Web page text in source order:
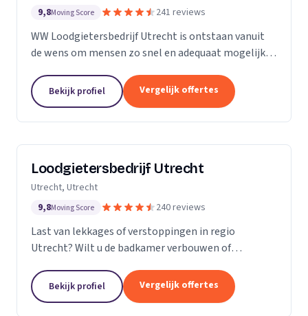
9,8Moving Score 241 reviews
WW Loodgietersbedrijf Utrecht is ontstaan vanuit
de wens om mensen zo snel en adequaat mogelijk
hebben we onze diensten uitgebreid om ons ook
bezig...
Bekijk profiel Vergelijk offertes
Loodgietersbedrijf Utrecht
Utrecht, Utrecht
9,8Moving Score 240 reviews
Last van lekkages of verstoppingen in regio
Utrecht? Wilt u de badkamer verbouwen of
Utrecht voor u klaar! Bij ons kunt u terecht voor
oprecht advies,...
Bekijk profiel Vergelijk offertes